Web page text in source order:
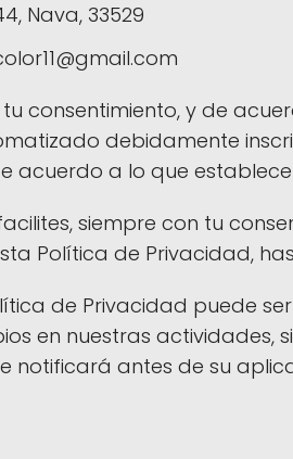
Nava, 33529
consentimiento, y de
debidamente
acuerdo a lo que establece
siempre con tu
Política de Privacidad,
de Privacidad puede
en nuestras
notificará antes de su